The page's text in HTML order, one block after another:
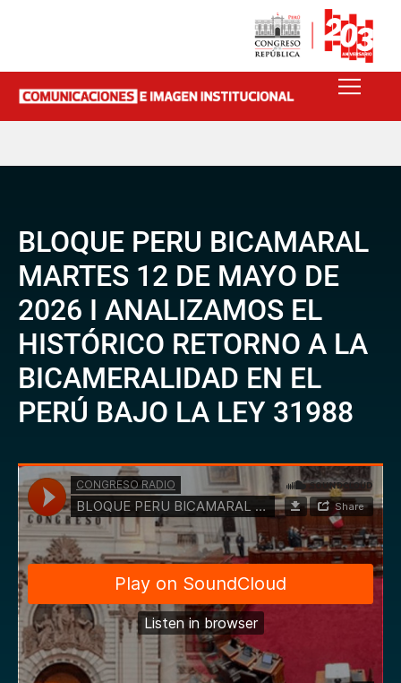
BLOQUE PERU BICAMARAL
MARTES 12 DE MAYO DE
2026 I ANALIZAMOS EL
HISTÓRICO RETORNO A LA
BICAMERALIDAD EN EL
PERÚ BAJO LA LEY 31988